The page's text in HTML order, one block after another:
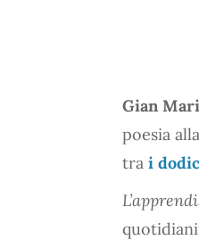
Gian
poesia
tra i